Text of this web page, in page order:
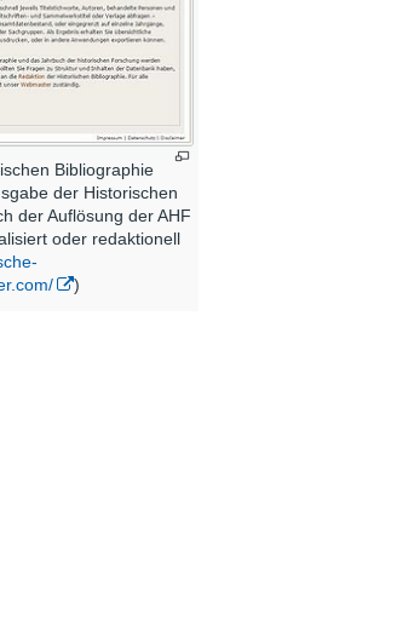
Bibliographie
der Historischen
der Auflösung der AHF
oder redaktionell
)